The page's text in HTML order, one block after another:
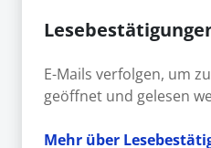
E-Mails verfolgen, um
geöffnet und gelesen
Mehr über